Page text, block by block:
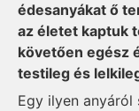
édesanyákat ő
az életet kaptuk
követően egész
testileg és
Egy ilyen